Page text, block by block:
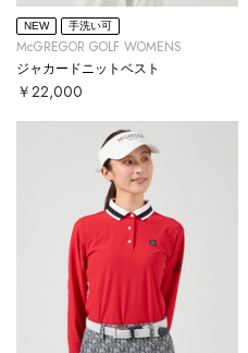
NEW 手洗い可
McGREGOR GOLF WOMENS
ジャカードニットベスト
￥22,000